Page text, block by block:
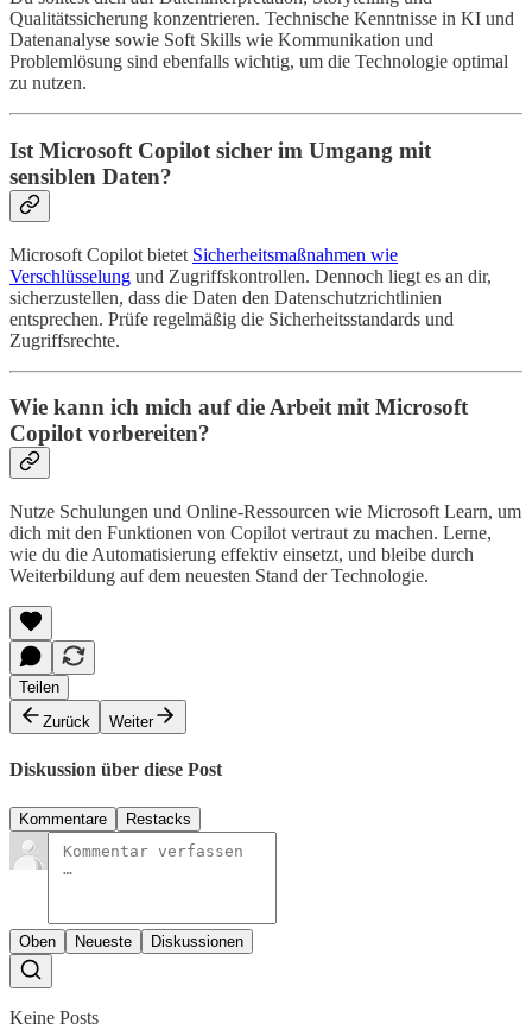
Qualitätssicherung konzentrieren. Technische Kenntnisse in KI und
Datenanalyse sowie Soft Skills wie Kommunikation und
Problemlösung sind ebenfalls wichtig, um die Technologie optimal
zu nutzen.
Ist Microsoft Copilot sicher im Umgang mit
sensiblen Daten?
Microsoft Copilot bietet Sicherheitsmaßnahmen wie
Verschlüsselung und Zugriffskontrollen. Dennoch liegt es an dir,
sicherzustellen, dass die Daten den Datenschutzrichtlinien
entsprechen. Prüfe regelmäßig die Sicherheitsstandards und
Zugriffsrechte.
Wie kann ich mich auf die Arbeit mit Microsoft
Copilot vorbereiten?
Nutze Schulungen und Online-Ressourcen wie Microsoft Learn, um
dich mit den Funktionen von Copilot vertraut zu machen. Lerne,
wie du die Automatisierung effektiv einsetzt, und bleibe durch
Weiterbildung auf dem neuesten Stand der Technologie.
Teilen
Zurück
Weiter
Diskussion über diese Post
Kommentare Restacks
Oben Neueste Diskussionen
Keine Posts